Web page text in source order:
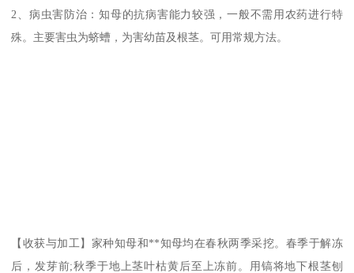
2、病虫害防治：知母的抗病害能力较强，一般不需用农药进行特
殊。主要害虫为蛴螬，为害幼苗及根茎。可用常规方法。
【收获与加工】家种知母和**知母均在春秋两季采挖。春季于解冻
后，发芽前;秋季于地上茎叶枯黄后至上冻前。用镐将地下根茎刨